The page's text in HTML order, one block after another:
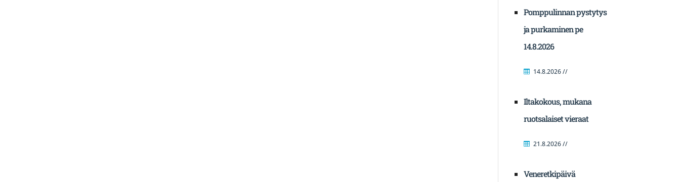
Pomppulinnan pystytys
ja purkaminen pe
14.8.2026
14.8.2026 //
Iltakokous, mukana
ruotsalaiset vieraat
21.8.2026 //
Veneretkipäivä